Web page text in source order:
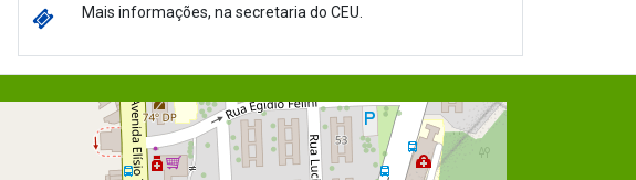
Mais informações, na secretaria do CEU.